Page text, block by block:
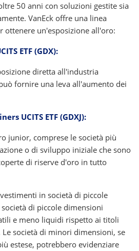
50 anni con soluzioni gestite sia
VanEck offre una linea
ottenere un'esposizione all'oro:
ETF (GDX):
diretta all'industria
fornire una leva all'aumento dei
UCITS ETF (GDXJ):
junior, comprese le società più
o di sviluppo iniziale che sono
di riserve d'oro in tutto
in società di piccole
di piccole dimensioni
e meno liquidi rispetto ai titoli
società di minori dimensioni, se
estese, potrebbero evidenziare